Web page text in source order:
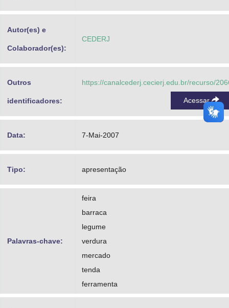
Advocacia-Geral da União
Banco Central do Brasil
Autor(es) e
Colaborador(es):
CEDERJ
Outros
identificadores:
https://canalcederj.cecierj.edu.br/recurso/
Acessar
Data: 7-Mai-2007
Tipo: apresentação
Palavras-chave:
feira
barraca
legume
verdura
mercado
tenda
ferramenta